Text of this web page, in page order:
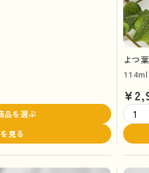
品を選ぶ
見る
よつ